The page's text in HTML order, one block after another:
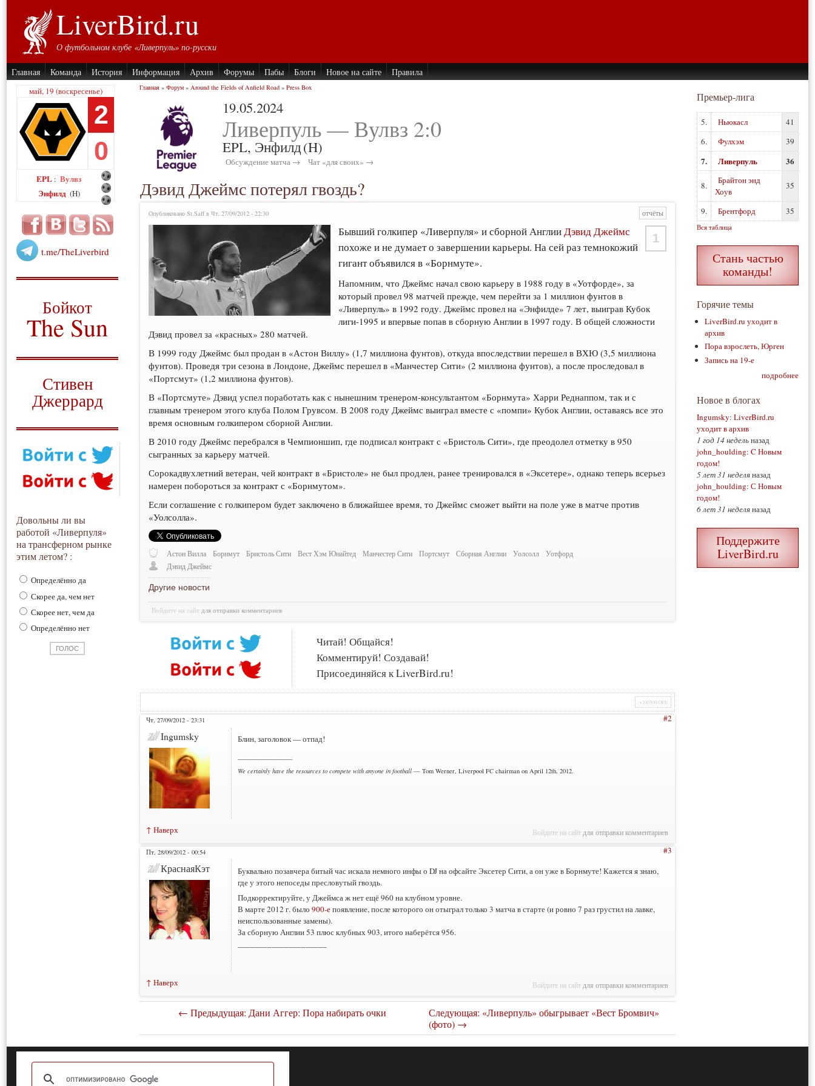
LiverBird.ru
О футбольном клубе «Ливерпуль» по-русски
Главная Команда История Информация Архив Форумы Пабы Блоги Новое на сайте Правила
май, 19 (воскресенье)
2
0
EPL : Вулвз
Энфилд (H)
t.me/TheLiverbird
Бойкот
The Sun
Стивен
Джеррард
Довольны ли вы
работой «Ливерпуля»
на трансферном рынке
этим летом? :
Определённо да
Скорее да, чем нет
Скорее нет, чем да
Определённо нет
Главная » Форум » Around the Fields of Anfield Road » Press Box
19.05.2024
Ливерпуль — Вулвз 2:0
EPL, Энфилд(H)
Обсуждение матча → Чат «для своих» →
Дэвид Джеймс потерял гвоздь?
Опубликовано St.Saff в Чт, 27/09/2012 - 22:30 отчёты
1
Бывший голкипер «Ливерпуля» и сборной Англии Дэвид Джеймс
похоже и не думает о завершении карьеры. На сей раз темнокожий
гигант объявился в «Борнмуте».
Напомним, что Джеймс начал свою карьеру в 1988 году в «Уотфорде», за
который провел 98 матчей прежде, чем перейти за 1 миллион фунтов в
«Ливерпуль» в 1992 году. Джеймс провел на «Энфилде» 7 лет, выиграв Кубок
лиги-1995 и впервые попав в сборную Англии в 1997 году. В общей сложности
Дэвид провел за «красных» 280 матчей.
В 1999 году Джеймс был продан в «Астон Виллу» (1,7 миллиона фунтов), откуда впоследствии перешел в ВХЮ (3,5 миллиона
фунтов). Проведя три сезона в Лондоне, Джеймс перешел в «Манчестер Сити» (2 миллиона фунтов), а после проследовал в
«Портсмут» (1,2 миллиона фунтов).
В «Портсмуте» Дэвид успел поработать как с нынешним тренером-консультантом «Борнмута» Харри Реднаппом, так и с
главным тренером этого клуба Полом Грувсом. В 2008 году Джеймс выиграл вместе с «помпи» Кубок Англии, оставаясь все это
время основным голкипером сборной Англии.
В 2010 году Джеймс перебрался в Чемпионшип, где подписал контракт с «Бристоль Сити», где преодолел отметку в 950
сыгранных за карьеру матчей.
Сорокадвухлетний ветеран, чей контракт в «Бристоле» не был продлен, ранее тренировался в «Эксетере», однако теперь всерьез
намерен побороться за контракт с «Борнмутом».
Если соглашение с голкипером будет заключено в ближайшее время, то Джеймс сможет выйти на поле уже в матче против
«Уолсолла».
Астон Вилла Борнмут Бристоль Сити Вест Хэм Юнайтед Манчестер Сити Портсмут Сборная Англии Уолсолл
Уотфорд
Дэвид Джеймс
Другие новости
Войдите на сайт для отправки комментариев
Читай! Общайся!
Комментируй! Создавай!
Присоединяйся к LiverBird.ru!
+100500 OFF
Чт, 27/09/2012 - 23:31 #2
Ingumsky Блин, заголовок — отпад!
We certainly have the resources to compete with anyone in football — Tom Werner, Liverpool FC chairman on April 12th, 2012.
↑ Наверх Войдите на сайт для отправки комментариев
Пт, 28/09/2012 - 00:54 #3
КраснаяКэт
Буквально позавчера битый час искала немного инфы о DJ на офсайте Эксетер Сити, а он уже в Борнмуте! Кажется я знаю,
где у этого непоседы пресловутый гвоздь.
Подкорректируйте, у Джеймса ж нет ещё 960 на клубном уровне.
В марте 2012 г. было 900-епоявление, после которого он отыграл только 3 матча в старте (и ровно 7 раз грустил на лавке,
неиспользованные замены).
За сборную Англии 53 плюс клубных 903, итого наберётся 956.
↑ Наверх Войдите на сайт для отправки комментариев
← Предыдущая: Дани Аггер: Пора набирать очки
Следующая: «Ливерпуль» обыгрывает «Вест Бромвич»
(фото) →
Премьер-лига
5. Ньюкасл
41
6.
Фулхэм 39
7. Ливерпуль 36
8.
Брайтон энд
Хоув
35
9. Брентфорд 35
Вся таблица
Стань частью
команды!
Горячие темы
LiverBird.ru уходит в
архив
Пора взрослеть, Юрген
Запись на 19-е
подробнее
Новое в блогах
Ingumsky: LiverBird.ru
уходит в архив
1 год 14 недельназад
john_houlding: C Новым
годом!
5 лет 31 неделяназад
john_houlding: С Новым
годом!
6 лет 31 неделяназад
Поддержите
LiverBird.ru